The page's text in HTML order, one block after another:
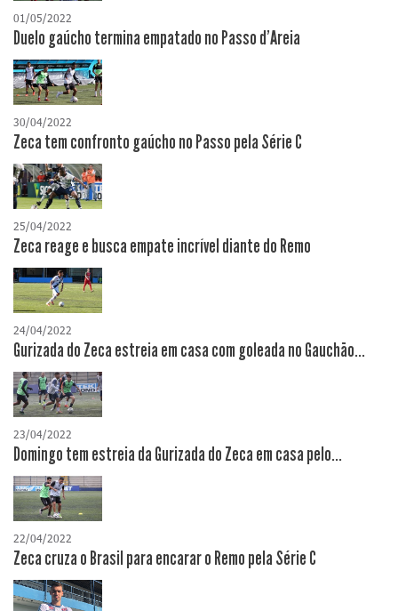
01/05/2022
Duelo gaúcho termina empatado no Passo d'Areia
30/04/2022
Zeca tem confronto gaúcho no Passo pela Série C
25/04/2022
Zeca reage e busca empate incrível diante do Remo
24/04/2022
Gurizada do Zeca estreia em casa com goleada no Gauchão...
23/04/2022
Domingo tem estreia da Gurizada do Zeca em casa pelo...
22/04/2022
Zeca cruza o Brasil para encarar o Remo pela Série C